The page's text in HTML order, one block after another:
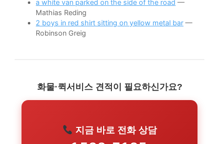
a white van parked on the side of the road —
Mathias Reding
2 boys in red shirt sitting on yellow metal bar —
Robinson Greig
화물·퀵서비스 견적이 필요하신가요?
지금 바로 전화 상담